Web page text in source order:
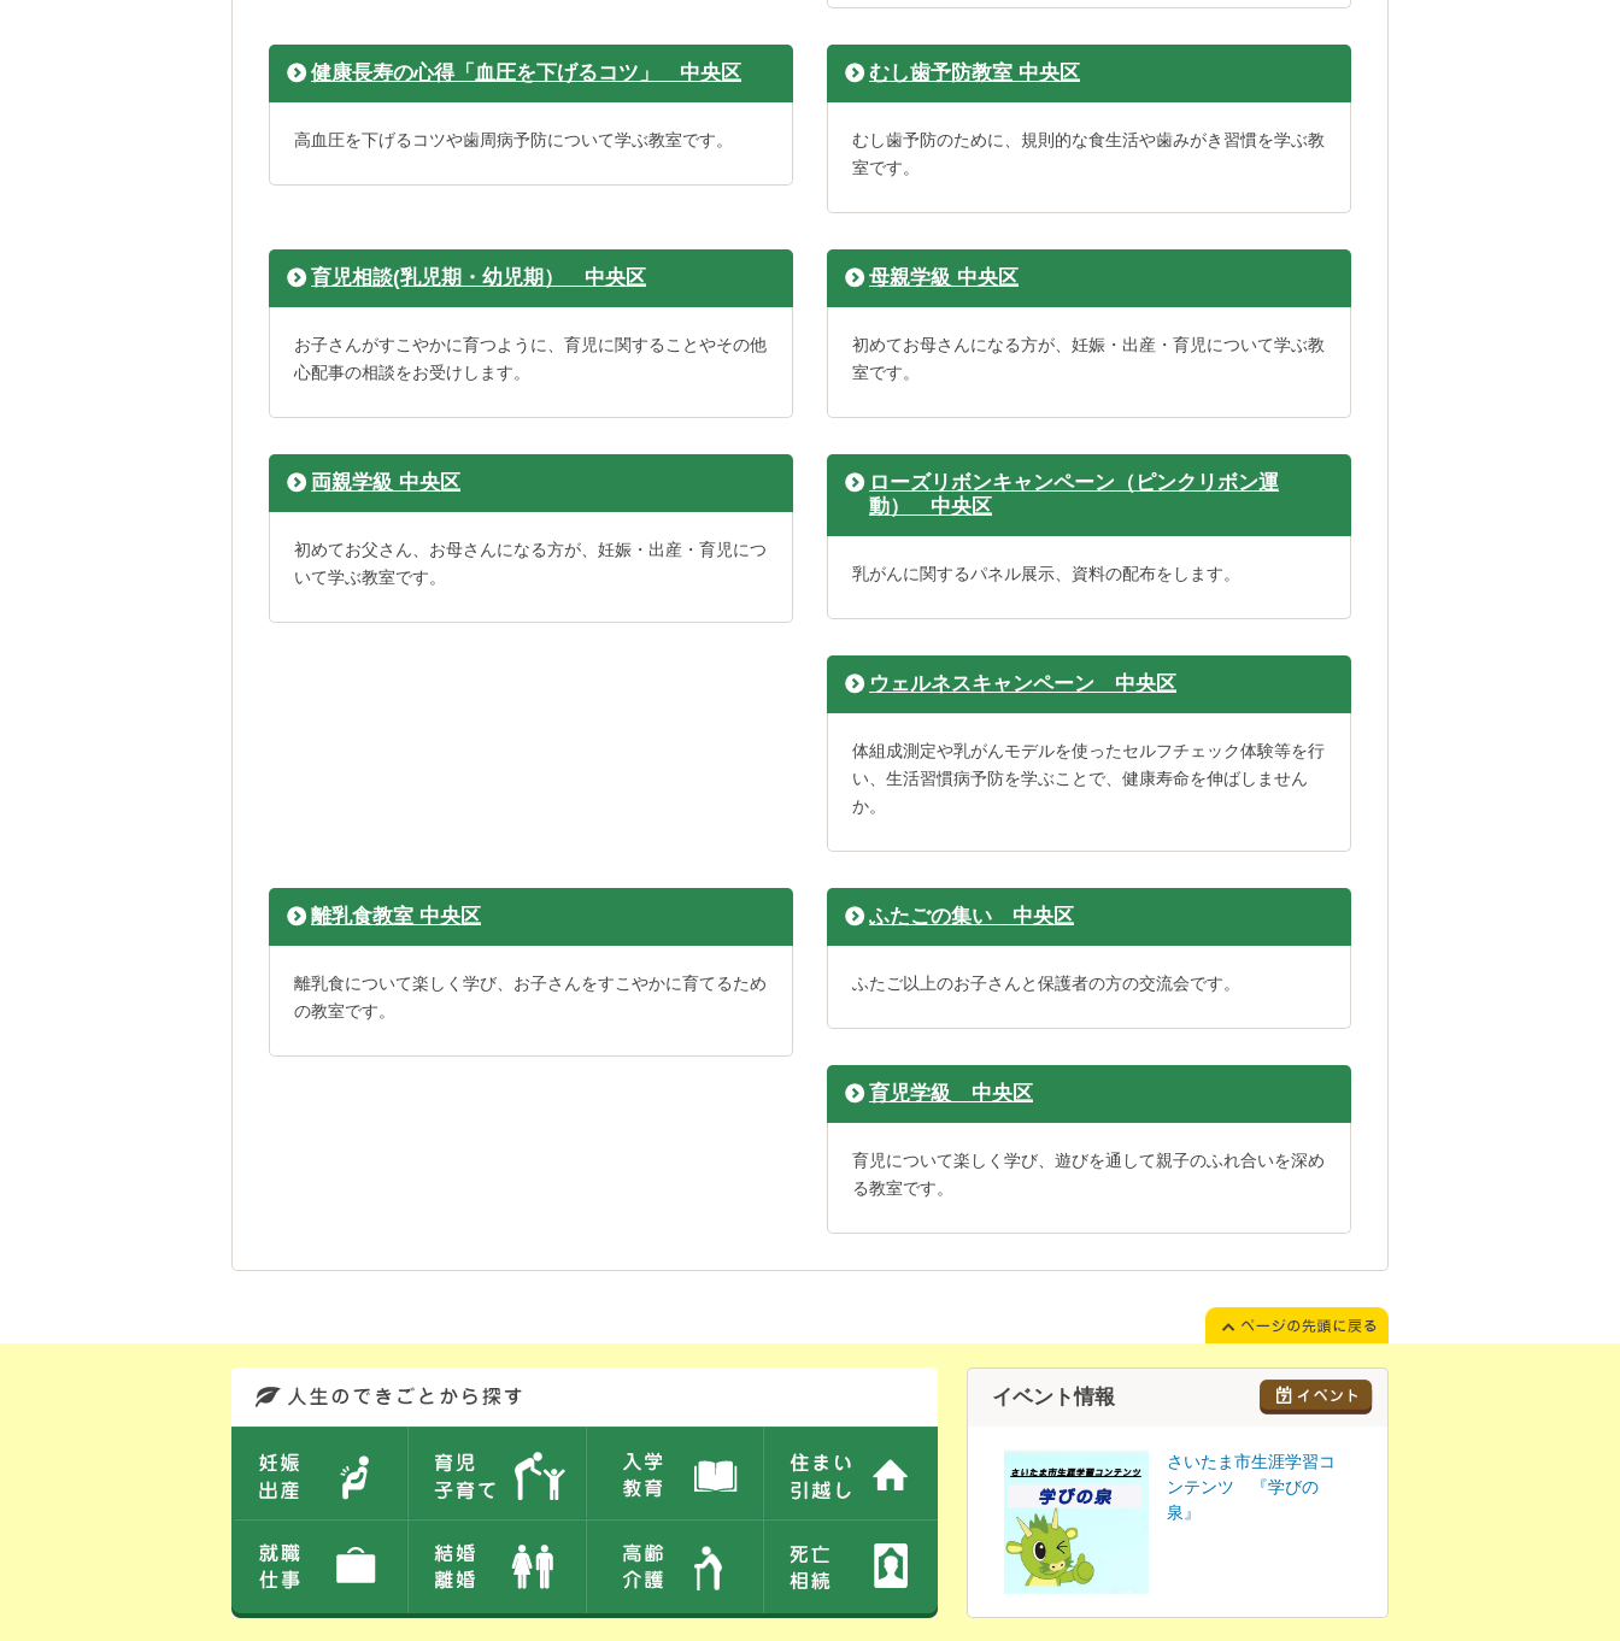
健康長寿の心得「血圧を下げるコツ」 中央区
高血圧を下げるコツや歯周病予防について学ぶ教室です。
むし歯予防教室 中央区
むし歯予防のために、規則的な食生活や歯みがき習慣を学ぶ教
室です。
育児相談(乳児期・幼児期） 中央区
お子さんがすこやかに育つように、育児に関することやその他
心配事の相談をお受けします。
母親学級 中央区
初めてお母さんになる方が、妊娠・出産・育児について学ぶ教
室です。
両親学級 中央区
初めてお父さん、お母さんになる方が、妊娠・出産・育児につ
いて学ぶ教室です。
ローズリボンキャンペーン（ピンクリボン運
動） 中央区
乳がんに関するパネル展示、資料の配布をします。
ウェルネスキャンペーン 中央区
体組成測定や乳がんモデルを使ったセルフチェック体験等を行
い、生活習慣病予防を学ぶことで、健康寿命を伸ばしません
か。
離乳食教室 中央区
離乳食について楽しく学び、お子さんをすこやかに育てるため
の教室です。
ふたごの集い 中央区
ふたご以上のお子さんと保護者の方の交流会です。
育児学級 中央区
育児について楽しく学び、遊びを通して親子のふれ合いを深め
る教室です。
イベント情報
さいたま市生涯学習コ
ンテンツ 『学びの
泉』